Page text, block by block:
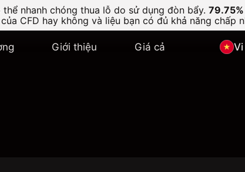
nhanh chóng thua lỗ do sử dụng đòn bẩy. 79.75%
CFD hay không và liệu bạn có đủ khả năng chấp
Giới thiệu Giá cả Vi